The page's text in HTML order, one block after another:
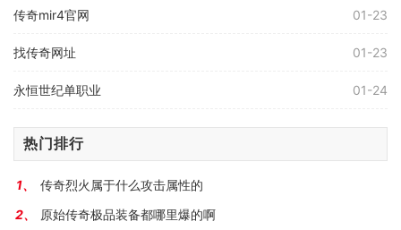
传奇mir4官网 01-23
找传奇网址 01-23
永恒世纪单职业 01-24
热门排行
传奇烈火属于什么攻击属性的
原始传奇极品装备都哪里爆的啊